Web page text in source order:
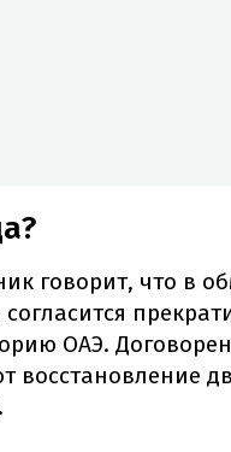
говорит, что в
ОАЭ.
восстановление